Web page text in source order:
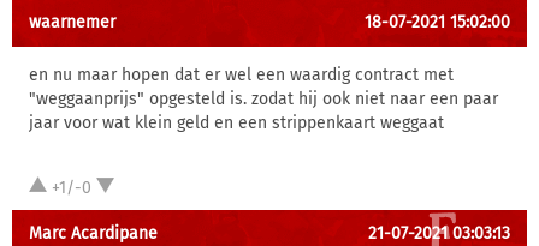
waarnemer 18-07-2021 15:02:00
en nu maar hopen dat er wel een waardig contract met
"weggaanprijs" opgesteld is. zodat hij ook niet naar een paar
jaar voor wat klein geld en een strippenkaart weggaat
+1/-0
Marc Acardipane 21-07-2021 03:03:13